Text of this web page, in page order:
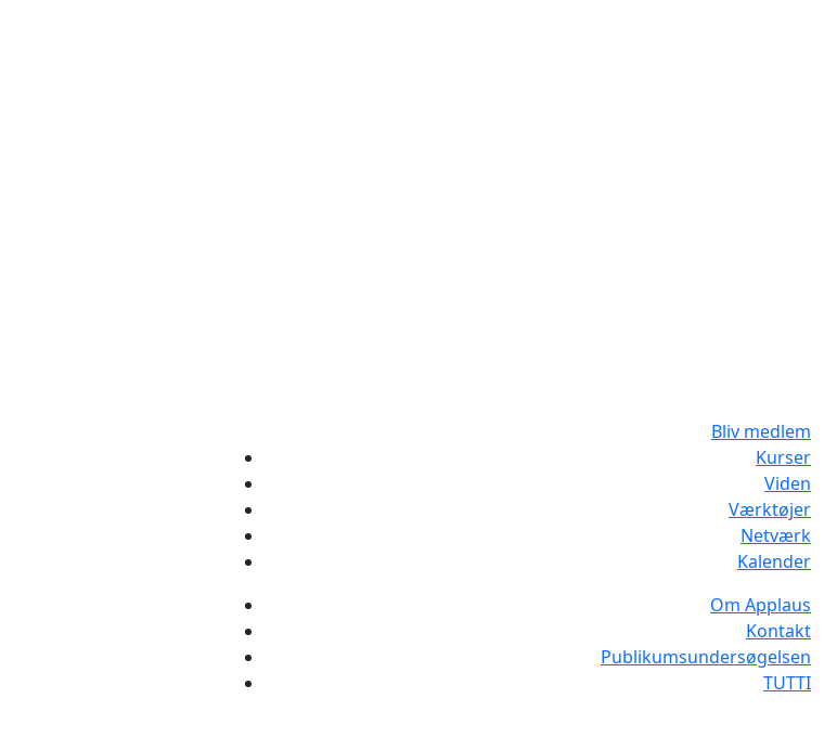
Bliv medlem
Kurser
Viden
Værktøjer
Netværk
Kalender
Om Applaus
Kontakt
Publikumsundersøgelsen
TUTTI